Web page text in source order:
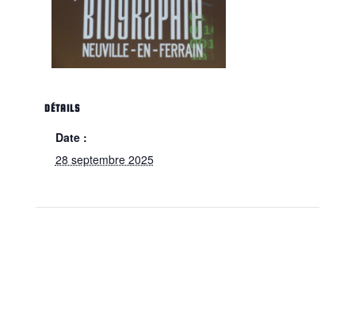
DÉTAILS
Date :
28 septembre 2025